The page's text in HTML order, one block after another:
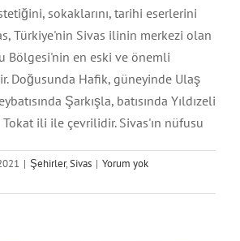
sokaklarını, tarihi eserlerini
Türkiye'nin Sivas ilinin merkezi olan
Bölgesi'nin en eski ve önemli
Doğusunda Hafik, güneyinde Ulaş
Şarkışla, batısında Yıldızeli
ili ile çevrilidir. Sivas'ın nüfusu
| Şehirler,Sivas | Yorum yok
Ünsal Yapı